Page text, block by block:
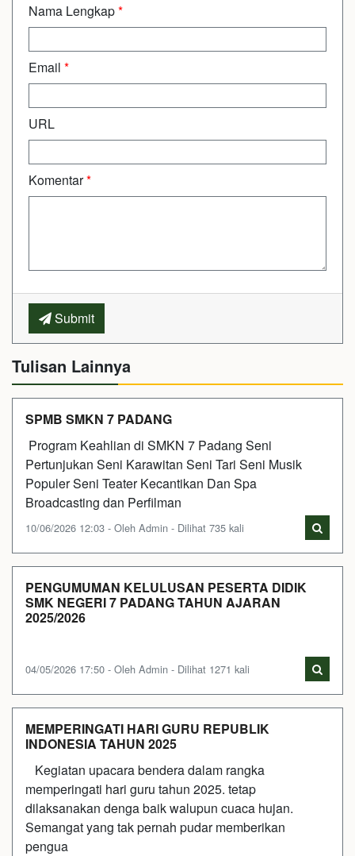
Nama Lengkap*
Email *
URL
Komentar*
Submit
Tulisan Lainnya
SPMB SMKN 7 PADANG
Program Keahlian di SMKN 7 Padang Seni
Pertunjukan Seni Karawitan Seni Tari Seni Musik
Populer Seni Teater Kecantikan Dan Spa
Broadcasting dan Perfilman
10/06/2026 12:03 - Oleh Admin - Dilihat 735 kali
PENGUMUMAN KELULUSAN PESERTA DIDIK
SMK NEGERI 7 PADANG TAHUN AJARAN
2025/2026
04/05/2026 17:50 - Oleh Admin - Dilihat 1271 kali
MEMPERINGATI HARI GURU REPUBLIK
INDONESIA TAHUN 2025
Kegiatan upacara bendera dalam rangka
memperingati hari guru tahun 2025. tetap
dilaksanakan denga baik walupun cuaca hujan.
Semangat yang tak pernah pudar memberikan
pengua